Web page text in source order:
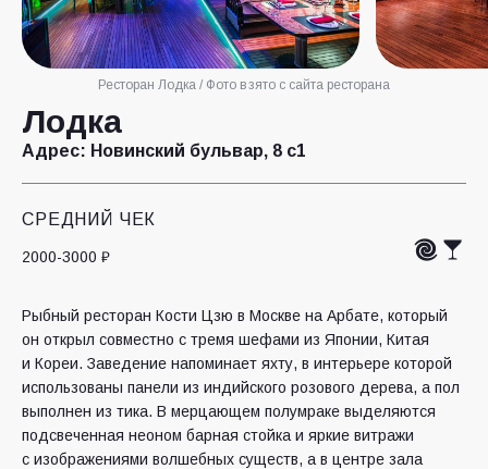
Ресторан Лодка / Фото взято с сайта ресторана
Лодка
Адрес: Новинский бульвар, 8 с1
СРЕДНИЙ ЧЕК
2000-3000 ₽
Рыбный ресторан Кости Цзю в Москве на Арбате, который
он открыл совместно с тремя шефами из Японии, Китая
и Кореи. Заведение напоминает яхту, в интерьере которой
использованы панели из индийского розового дерева, а пол
выполнен из тика. В мерцающем полумраке выделяются
подсвеченная неоном барная стойка и яркие витражи
с изображениями волшебных существ, а в центре зала